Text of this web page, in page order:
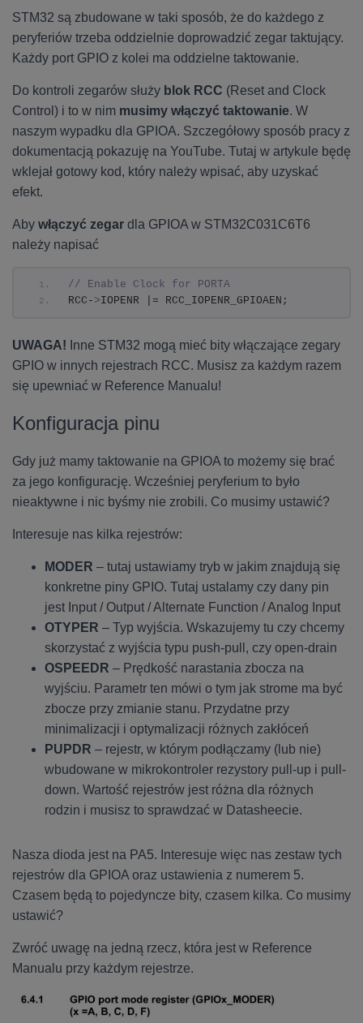
STM32 są zbudowane w taki sposób, że do każdego z
peryferiów trzeba oddzielnie doprowadzić zegar taktujący.
Każdy port GPIO z kolei ma oddzielne taktowanie.
Do kontroli zegarów służy blok RCC (Reset and Clock
Control) i to w nim musimy włączyć taktowanie. W
naszym wypadku dla GPIOA. Szczegółowy sposób pracy z
dokumentacją pokazuję na YouTube. Tutaj w artykule będę
wklejał gotowy kod, który należy wpisać, aby uzyskać
efekt.
Aby włączyć zegar dla GPIOA w STM32C031C6T6
należy napisać
// Enable Clock for PORTA
RCC- >IOPENR |= RCC_IOPENR_GPIOAEN;
UWAGA! Inne STM32 mogą mieć bity włączające zegary
GPIO w innych rejestrach RCC. Musisz za każdym razem
się upewniać w Reference Manualu!
Konfiguracja pinu
Gdy już mamy taktowanie na GPIOA to możemy się brać
za jego konfigurację. Wcześniej peryferium to było
nieaktywne i nic byśmy nie zrobili. Co musimy ustawić?
Interesuje nas kilka rejestrów:
MODER – tutaj ustawiamy tryb w jakim znajdują się
konkretne piny GPIO. Tutaj ustalamy czy dany pin
jest Input / Output / Alternate Function / Analog Input
OTYPER – Typ wyjścia. Wskazujemy tu czy chcemy
skorzystać z wyjścia typu push-pull, czy open-drain
OSPEEDR – Prędkość narastania zbocza na
wyjściu. Parametr ten mówi o tym jak strome ma być
zbocze przy zmianie stanu. Przydatne przy
minimalizacji i optymalizacji różnych zakłóceń
PUPDR – rejestr, w którym podłączamy (lub nie)
wbudowane w mikrokontroler rezystory pull-up i pull-
down. Wartość rejestrów jest różna dla różnych
rodzin i musisz to sprawdzać w Datasheecie.
Nasza dioda jest na PA5. Interesuje więc nas zestaw tych
rejestrów dla GPIOA oraz ustawienia z numerem 5.
Czasem będą to pojedyncze bity, czasem kilka. Co musimy
ustawić?
Zwróć uwagę na jedną rzecz, która jest w Reference
Manualu przy każdym rejestrze.